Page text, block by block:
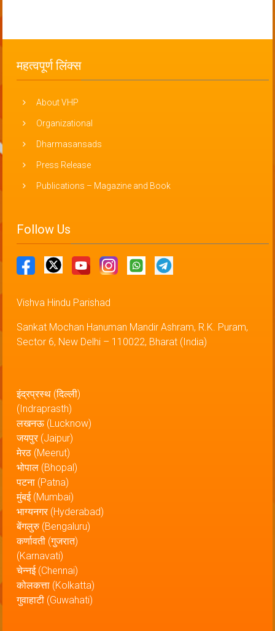
महत्वपूर्ण लिंक्स
About VHP
Organizational
Dharmasansads
Press Release
Publications – Magazine and Book
Follow Us
Vishva Hindu Parishad
Sankat Mochan Hanuman Mandir Ashram, R.K. Puram,
Sector 6, New Delhi – 110022, Bharat (India)
इंद्रप्रस्थ (दिल्ली)
(Indraprasth)
लखनऊ (Lucknow)
जयपुर (Jaipur)
मेरठ (Meerut)
भोपाल (Bhopal)
पटना (Patna)
मुंबई (Mumbai)
भाग्यनगर (Hyderabad)
बेंगलुरु (Bengaluru)
कर्णावती (गुजरात)
(Karnavati)
चेन्नई (Chennai)
कोलकत्ता (Kolkatta)
गुवाहाटी (Guwahati)